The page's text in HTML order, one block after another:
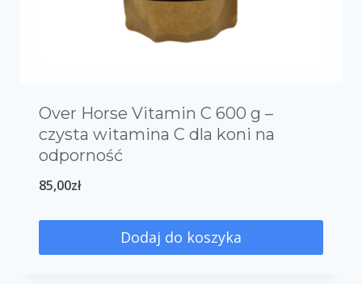
Over Horse Vitamin C 600 g –
czysta witamina C dla koni na
odporność
85,00zł
Dodaj do koszyka